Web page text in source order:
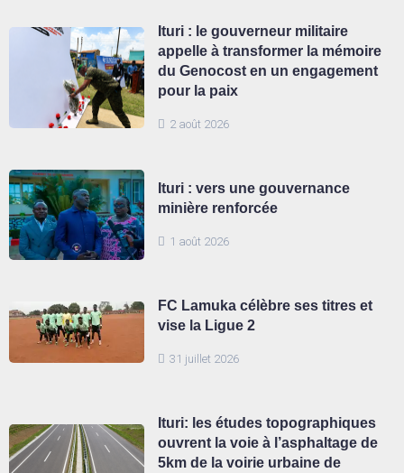
2 août 2026
Ituri : le gouverneur militaire
appelle à transformer la mémoire
du Genocost en un engagement
pour la paix
1 août 2026
Ituri : vers une gouvernance
minière renforcée
31 juillet 2026
FC Lamuka célèbre ses titres et
vise la Ligue 2
Ituri: les études topographiques
ouvrent la voie à l’asphaltage de
5km de la voirie urbaine de